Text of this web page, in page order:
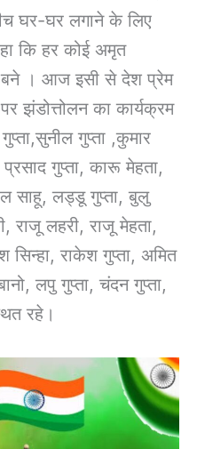
घर-घर लगाने के लिए
कि हर कोई अमृत
बने । आज इसी से देश प्रेम
झंडोत्तोलन का कार्यक्रम
गुप्ता ,कुमार
गुप्ता, कारू मेहता,
साहू, लड्डू गुप्ता, बुलु
लहरी, राजू मेहता,
सिन्हा, राकेश गुप्ता, अमित
लपु गुप्ता, चंदन गुप्ता,
रहे।